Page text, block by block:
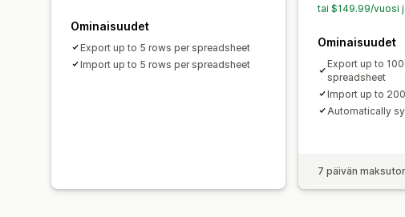
Ominaisuudet
Export up to 5 rows per spreadsheet
Import up to 5 rows per spreadsheet
tai $149.99/vuosi
Ominaisuudet
Export up to
spreadsheet
Import up to
Automatically
7 päivän